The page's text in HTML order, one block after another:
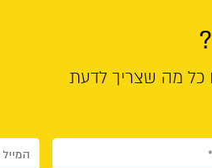
כל מה שצריך לדעת